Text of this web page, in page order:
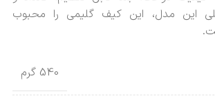
این مدل، این کیف گلیمی را محبوب
540 گرم